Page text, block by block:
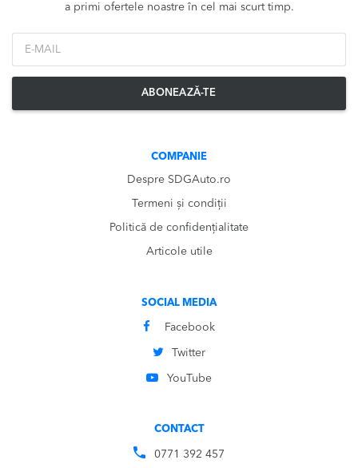
a primi ofertele noastre în cel mai scurt timp.
ABONEAZĂ-TE
COMPANIE
Despre SDGAuto.ro
Termeni și condiții
Politică de confidențialitate
Articole utile
SOCIAL MEDIA
Facebook
Twitter
YouTube
CONTACT
0771 392 457